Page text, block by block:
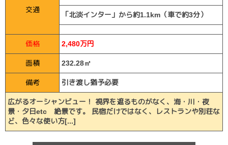
交通
「北淡インター」から約1.1km（車で約3分）
価格 2,480万円
面積 232.28㎡
備考 引き渡し猶予必要
広がるオーシャンビュー！ 視界を遮るものがなく、海・川・夜
景・夕日etc 絶景です。 民宿だけではなく、レストランや別荘な
ど、色々な使い方[...]